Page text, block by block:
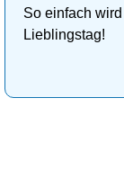
So einfach
Lieblingstag!